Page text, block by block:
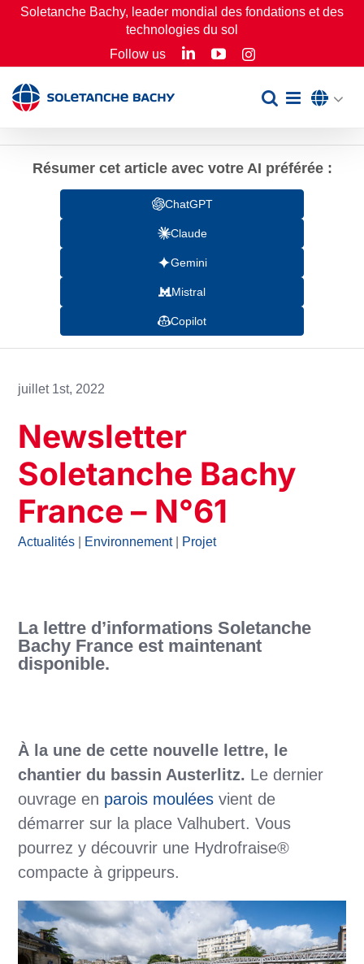
Passer
Soletanche Bachy, leader mondial des fondations et des
technologies du sol
Follow us
LinkedInYouTubeInstagram
Résumer cet article avec votre AI préférée :
ChatGPT
Claude
Gemini
Mistral
Copilot
juillet 1st, 2022
Newsletter
Soletanche Bachy
France – N°61
Actualités Environnement| Projet
La lettre d’informations Soletanche
Bachy France est maintenant
disponible.
À la une de cette nouvelle lettre, le
chantier du bassin Austerlitz. Le dernier
ouvrage en parois moulées vient de
démarrer sur la place Valhubert. Vous
pourrez y découvrir une Hydrofraise®
compacte à grippeurs.